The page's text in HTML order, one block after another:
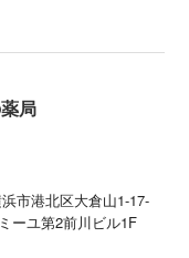
局
市港北区大倉山1-17-
ユ第2前川ビル1F